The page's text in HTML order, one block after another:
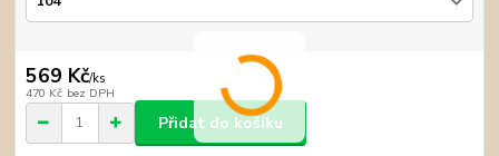
569 Kč/ks
470 Kč bez DPH
Přidat do košíku